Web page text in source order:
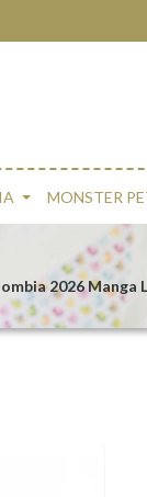
MONSTER
2026